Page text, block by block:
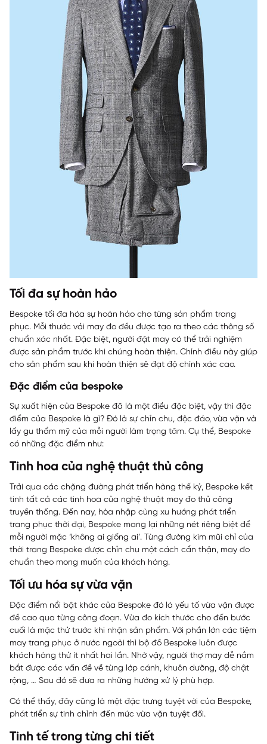
Tối đa sự hoàn hảo
Bespoke tối đa hóa sự hoàn hảo cho từng sản phẩm trang
phục. Mỗi thước vải may đo đều được tạo ra theo các thông số
chuẩn xác nhất. Đặc biệt, người đặt may có thể trải nghiệm
được sản phẩm trước khi chúng hoàn thiện. Chính điều này giúp
cho sản phẩm sau khi hoàn thiện sẽ đạt độ chính xác cao.
Đặc điểm của bespoke
Sự xuất hiện của Bespoke đã là một điều đặc biệt, vậy thì đặc
điểm của Bespoke là gì? Đó là sự chỉn chu, độc đáo, vừa vặn và
lấy gu thẩm mỹ của mỗi người làm trọng tâm. Cụ thể, Bespoke
có những đặc điểm như:
Tinh hoa của nghệ thuật thủ công
Trải qua các chặng đường phát triển hàng thế kỷ, Bespoke kết
tinh tất cả các tinh hoa của nghệ thuật may đo thủ công
truyền thống. Đến nay, hòa nhập cùng xu hướng phát triển
trang phục thời đại, Bespoke mang lại những nét riêng biệt để
mỗi người mặc ‘không ai giống ai’. Từng đường kim mũi chỉ của
thời trang Bespoke được chỉn chu một cách cẩn thận, may đo
chuẩn theo mong muốn của khách hàng.
Tối ưu hóa sự vừa vặn
Đặc điểm nổi bật khác của Bespoke đó là yếu tố vừa vặn được
đề cao qua từng công đoạn. Vừa đo kích thước cho đến bước
cuối là mặc thử trước khi nhận sản phẩm. Với phần lớn các tiệm
may trang phục ở nước ngoài thì bộ đồ Bespoke luôn được
khách hàng thử ít nhất hai lần. Nhờ vậy, người thợ may dễ nắm
bắt được các vấn đề về từng lớp cánh, khuôn dưỡng, độ chật
rộng, … Sau đó sẽ đưa ra những hướng xử lý phù hợp.
Có thể thấy, đây cũng là một đặc trưng tuyệt vời của Bespoke,
phát triển sự tinh chỉnh đến mức vừa vặn tuyệt đối.
Tinh tế trong từng chi tiết